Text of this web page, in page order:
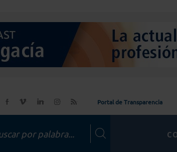
Portal de Transparencia